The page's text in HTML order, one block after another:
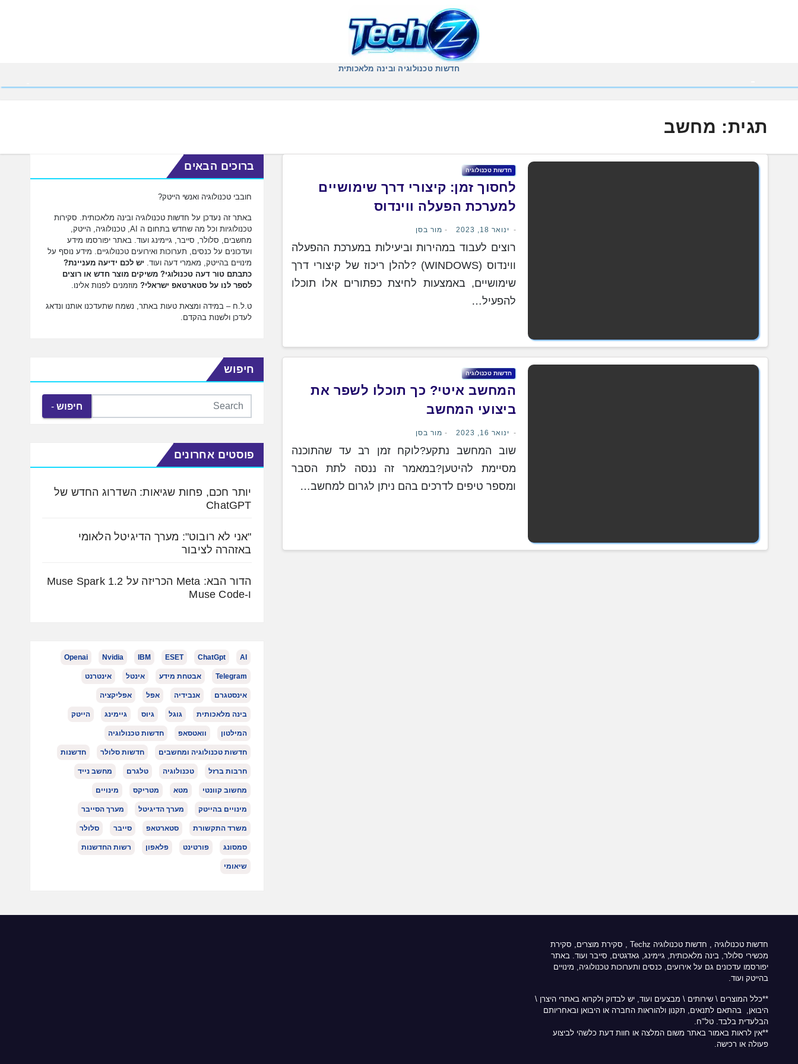
חדשות טכנולוגיה ובינה מלאכותית
תגית: מחשב
חדשות טכנולוגיה
לחסוך זמן: קיצורי דרך שימושיים
למערכת הפעלה ווינדוס
ינואר 18, 2023 מור בסן
רוצים לעבוד במהירות וביעילות במערכת ההפעלה
ווינדוס (WINDOWS) ?להלן ריכוז של קיצורי דרך
שימושיים, באמצעות לחיצת כפתורים אלו תוכלו
להפעיל…
חדשות טכנולוגיה
המחשב איטי? כך תוכלו לשפר את
ביצועי המחשב
ינואר 16, 2023 מור בסן
שוב המחשב נתקע?לוקח זמן רב עד שהתוכנה
מסיימת להיטען?במאמר זה ננסה לתת הסבר
ומספר טיפים לדרכים בהם ניתן לגרום למחשב…
ברוכים הבאים
חובבי טכנולוגיה ואנשי הייטק?
באתר זה נעדכן על חדשות טכנולוגיה ובינה מלאכותית. סקירות
טכנולוגיות וכל מה שחדש בתחום ה AI, טכנולוגיה, הייטק,
מחשבים, סלולר, סייבר, גיימינג ועוד. באתר יפורסמו מידע
ועדכונים על כנסים, תערוכות ואירועים טכנולוגיים. מידע נוסף על
מינויים בהייטק, מאמרי דעה ועוד. יש לכם ידיעה מעניינת?
כתבתם טור דעה טכנולוגי? משיקים מוצר חדש או רוצים
לספר לנו על סטארטאפ ישראלי? מוזמנים לפנות אלינו.
ט.ל.ח – במידה ומצאת טעות באתר, נשמח שתעדכנו אותנו ונדאג
לעדכן ולשנות בהקדם.
חיפוש
חיפוש
פוסטים אחרונים
יותר חכם, פחות שגיאות: השדרוג החדש של
ChatGPT
"אני לא רובוט": מערך הדיגיטל הלאומי
באזהרה לציבור
הדור הבא: Meta הכריזה על Muse Spark 1.2
ו-Muse Code
AI
ChatGpt
ESET
IBM
Nvidia
Openai
Telegram אבטחת מידע אינטל אינטרנט
אינסטגרם אנבידיה אפל אפליקציה
בינה מלאכותית גוגל גיוס גיימינג הייטק
המילטון וואטסאפ חדשות טכנולוגיה
חדשות טכנולוגיה ומחשבים חדשות סלולר חדשנות
חרבות ברזל טכנולוגיה טלגרם מחשב נייד
מחשוב קוונטי מטא מטריקס מינויים
מינויים בהייטק מערך הדיגיטל מערך הסייבר
משרד התקשורת סטארטאפ סייבר סלולר
סמסונג פורטינט פלאפון רשות החדשנות
שיאומי
חדשות טכנולוגיה , חדשות טכנולוגיה Techz
, סקירת מוצרים, סקירת
מכשירי סלולר, בינה מלאכותית, גיימינג, גאדגטים, סייבר ועוד. באתר
יפורסמו עדכונים גם על אירועים, כנסים ותערוכות טכנולוגיה, מינויים
בהייטק ועוד.
**כלל המוצרים \ שירותים \ מבצעים ועוד, יש לבדוק ולקרוא באתרי היצרן \
היבואן, בהתאם לתנאים, תקנון ולהוראות החברה או היבואן ובאחריותם
הבלעדית בלבד. טל"ח.
**אין לראות באמור באתר משום המלצה או חוות דעת כלשהי לביצוע
פעולה או רכישה.